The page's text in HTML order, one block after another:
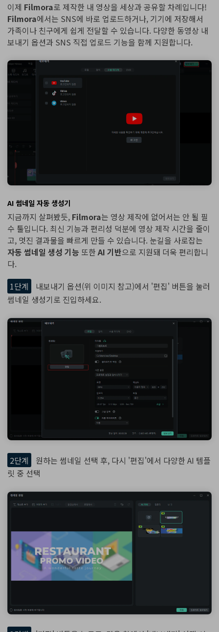
이제 Filmora로 제작한 내 영상을 세상과 공유할 차례입니다!
Filmora에서는 SNS에 바로 업로드하거나, 기기에 저장해서
가족이나 친구에게 쉽게 전달할 수 있습니다. 다양한 동영상 내
보내기 옵션과 SNS 직접 업로드 기능을 함께 지원합니다.
AI 썸네일 자동 생성기
지금까지 살펴봤듯, Filmora는 영상 제작에 없어서는 안 될 필
수 툴입니다. 최신 기능과 편리성 덕분에 영상 제작 시간을 줄이
고, 멋진 결과물을 빠르게 만들 수 있습니다. 눈길을 사로잡는
자동 썸네일 생성 기능 또한AI 기반으로 지원돼 더욱 편리합니
다.
1단계
내보내기 옵션(위 이미지 참고)에서 '편집' 버튼을 눌러
썸네일 생성기로 진입하세요.
2단계
원하는 썸네일 선택 후, 다시 '편집'에서 다양한 AI 템플
릿 중 선택